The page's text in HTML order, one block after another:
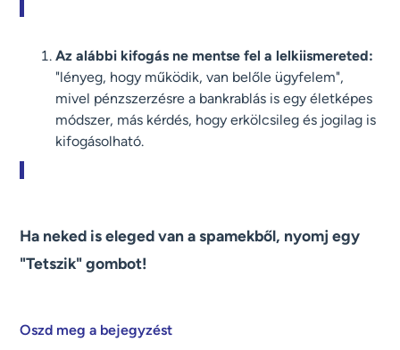
Az alábbi kifogás ne mentse fel a lelkiismereted:
"lényeg, hogy működik, van belőle ügyfelem",
mivel pénzszerzésre a bankrablás is egy életképes
módszer, más kérdés, hogy erkölcsileg és jogilag is
kifogásolható.
Ha neked is eleged van a spamekből, nyomj egy
"Tetszik" gombot!
Oszd meg a bejegyzést